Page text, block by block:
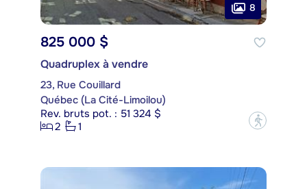
8
825 000 $
Quadruplex à vendre
23, Rue Couillard
Québec (La Cité-Limoilou)
Rev. bruts pot. : 51 324 $
2
1 ?